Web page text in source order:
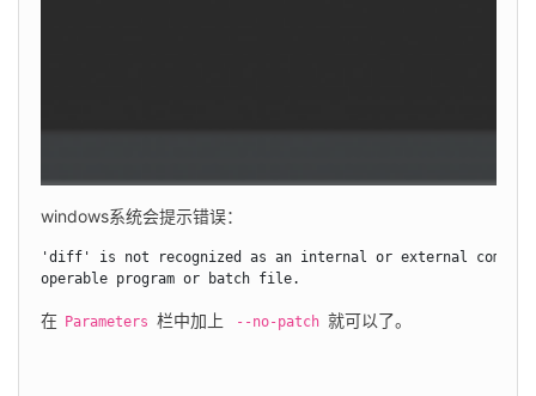
windows系统会提示错误：
'diff' is not recognized as an internal or external
operable program or batch file.
在 Parameters 栏中加上 --no-patch 就可以了。